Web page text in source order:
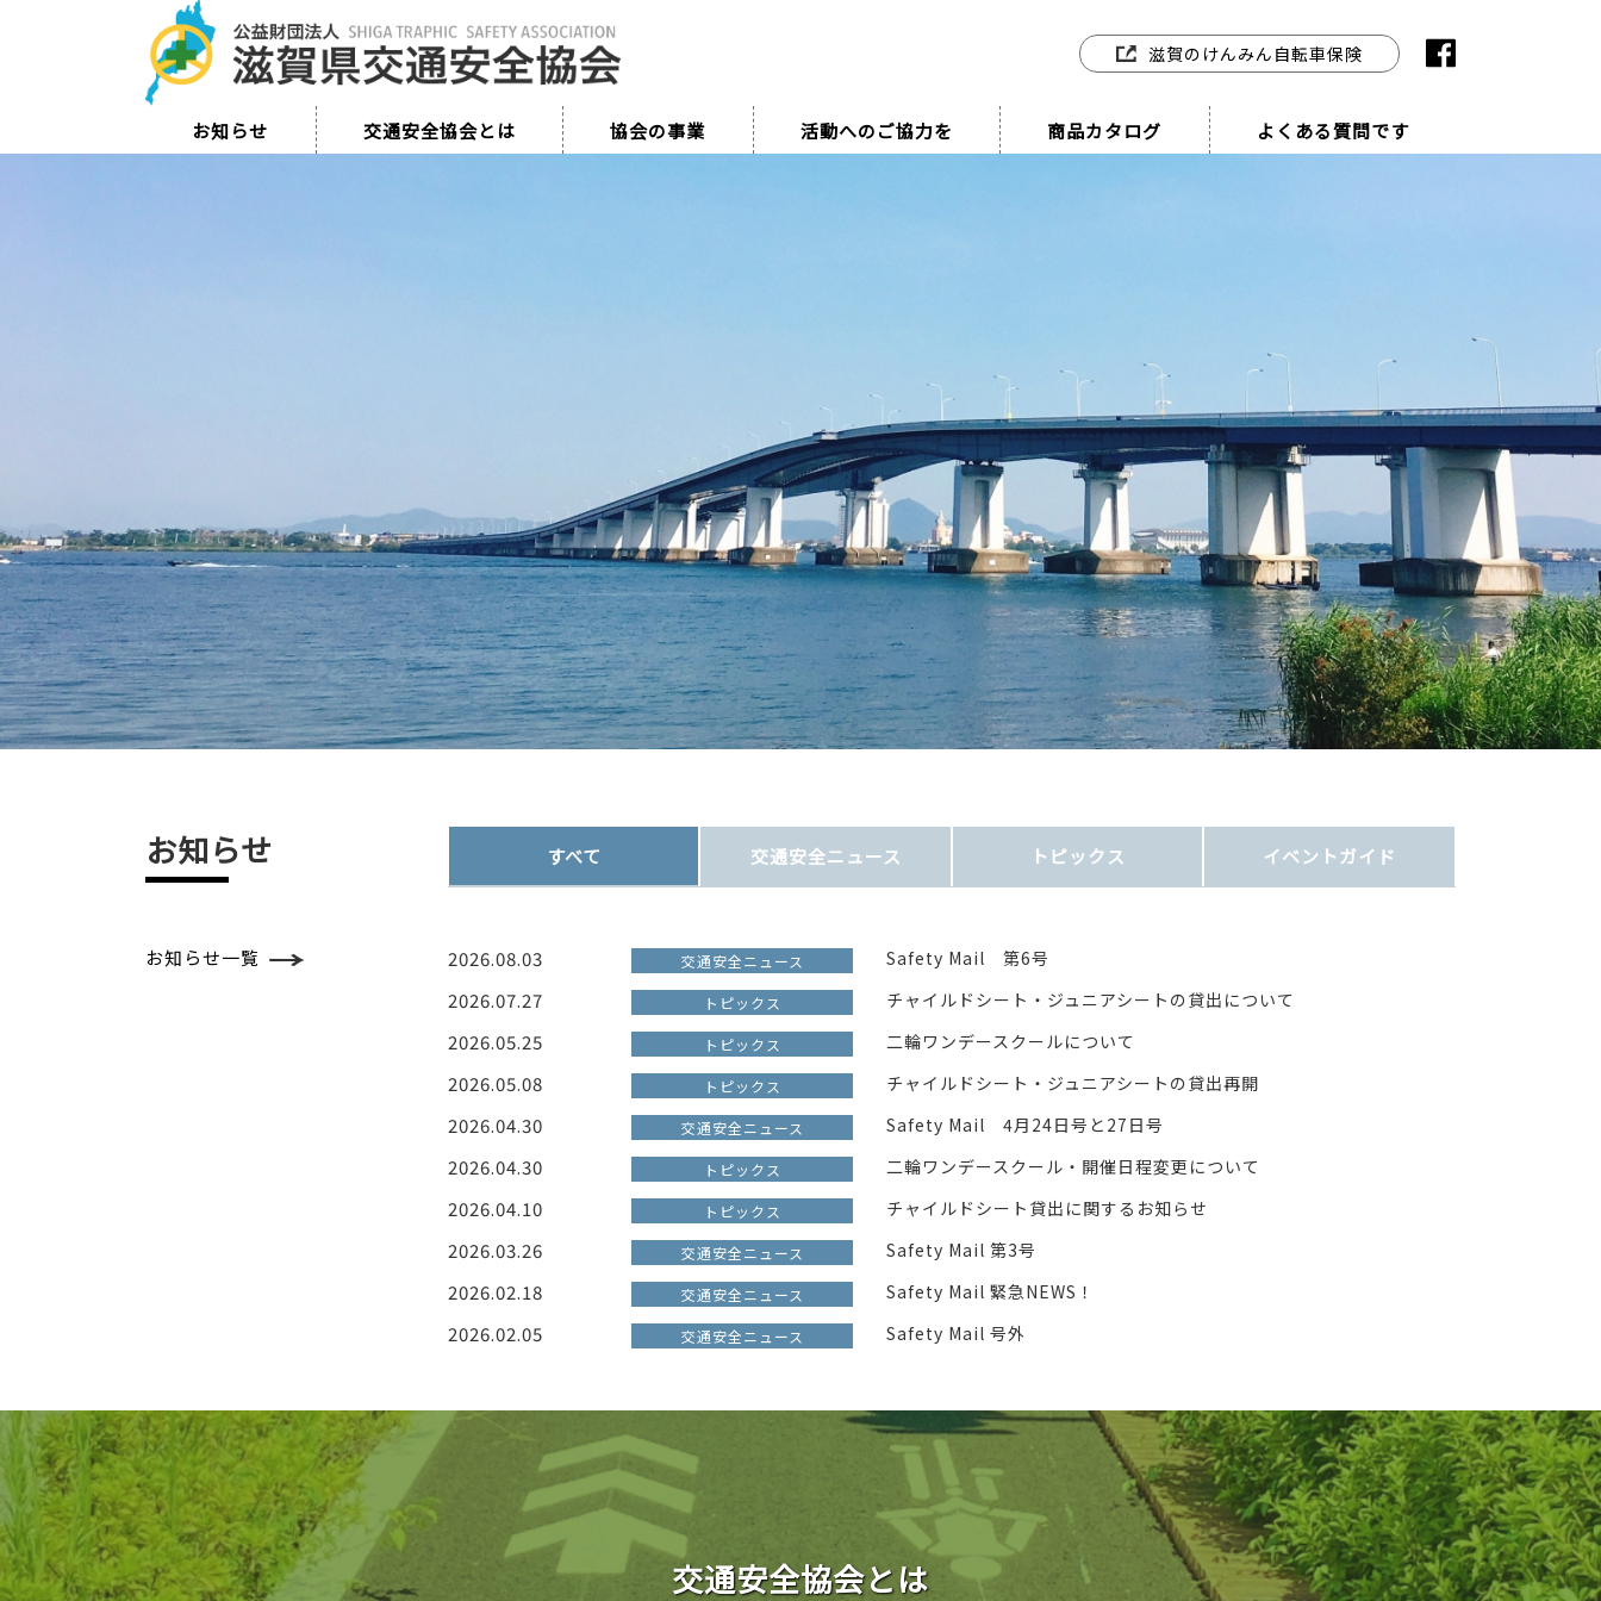
滋賀のけんみん自転車保険
お知らせ 交通安全協会とは 協会の事業 活動へのご協力を 商品カタログ よくある質問です
お知らせ
お知らせ一覧 →
すべて 交通安全ニュース トピックス イベントガイド
2026.08.03 交通安全ニュース Safety Mail 第6号
2026.07.27 トピックス チャイルドシート・ジュニアシートの貸出について
2026.05.25 トピックス 二輪ワンデースクールについて
2026.05.08 トピックス チャイルドシート・ジュニアシートの貸出再開
2026.04.30 交通安全ニュース Safety Mail 4月24日号と27日号
2026.04.30 トピックス 二輪ワンデースクール・開催日程変更について
2026.04.10 トピックス チャイルドシート貸出に関するお知らせ
2026.03.26 交通安全ニュース Safety Mail 第3号
2026.02.18 交通安全ニュース Safety Mail 緊急NEWS！
2026.02.05 交通安全ニュース Safety Mail 号外
交通安全協会とは